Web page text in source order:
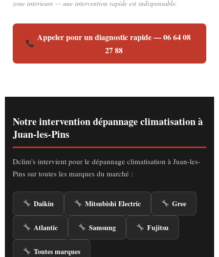
zone intérieure — une intervention rapide est indispensable.
Appeler pour un diagnostic rapide — 06 64 08
27 88
Notre intervention dépannage climatisation à
Juan-les-Pins
Dclim's intervient pour le dépannage climatisation à Juan-les-
Pins sur toutes les marques du marché :
Daikin Mitsubishi Electric Gree
Atlantic Samsung Fujitsu
Toutes marques